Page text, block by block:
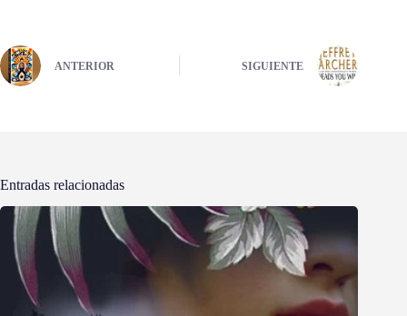
ANTERIOR SIGUIENTE
Entradas relacionadas